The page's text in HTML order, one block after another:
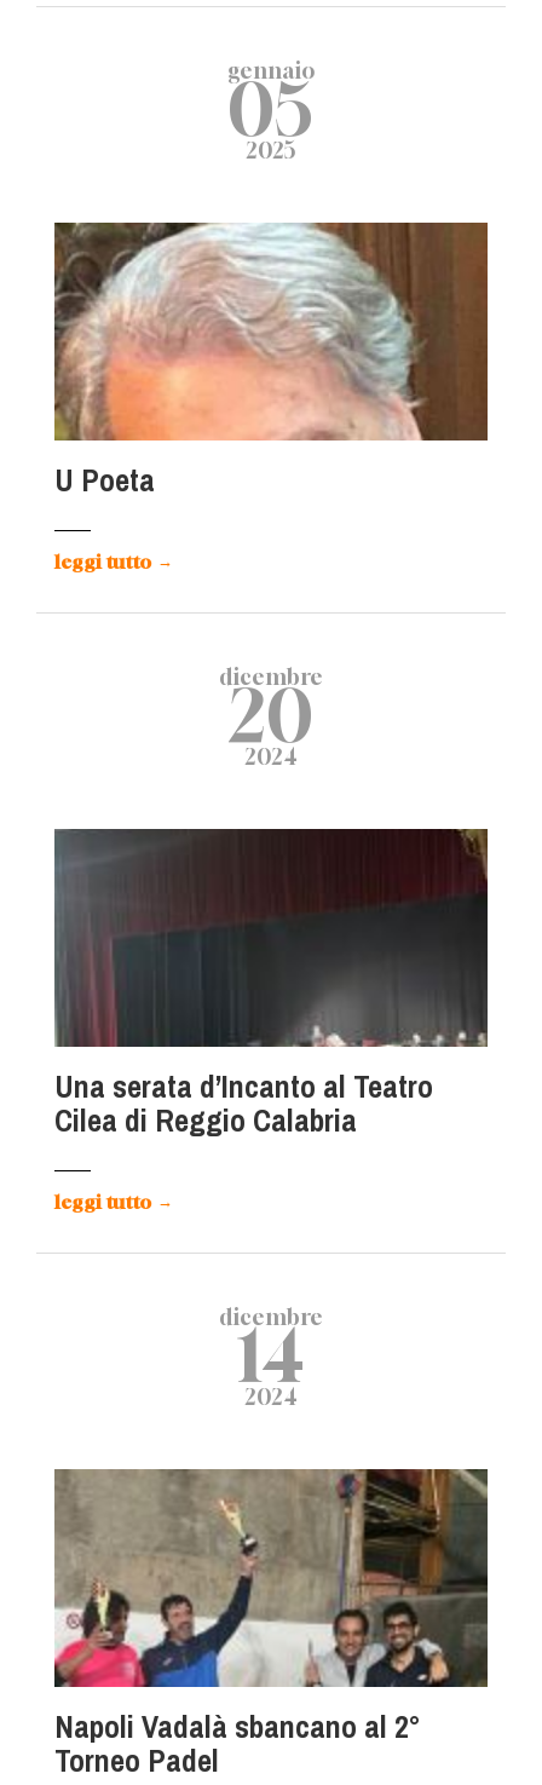
gennaio
05
2025
U Poeta
leggi tutto →
dicembre
20
2024
Una serata d’Incanto al Teatro
Cilea di Reggio Calabria
leggi tutto →
dicembre
14
2024
Napoli Vadalà sbancano al 2°
Torneo Padel